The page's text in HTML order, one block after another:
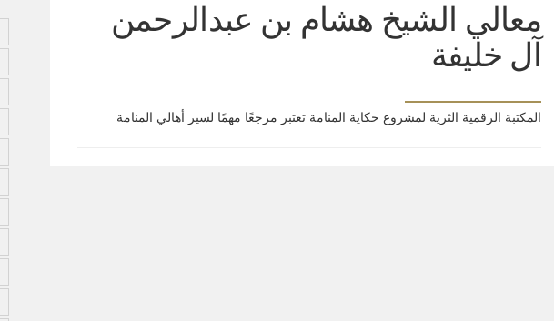
معالي الشيخ هشام بن عبدالرحمن
آل خليفة
المكتبة الرقمية الثرية لمشروع حكاية المنامة تعتبر مرجعًا مهمًا لسير أهالي المنامة